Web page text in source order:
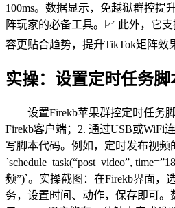
100ms。数据显示，免越狱群控提
阵玩家的必备工具。📈 此外，它
容更贴合趋势，提升TikTok矩阵效
实操：设置定时任务脚
设置Firekb苹果群控定时任务
Firekb客户端；2. 通过USB或WiFi
写脚本代码。例如，定时发布视频
`schedule_task(“post_video”,
频”)`。实操截图：在Firekb界面，
务，设置时间、动作，保存即可。